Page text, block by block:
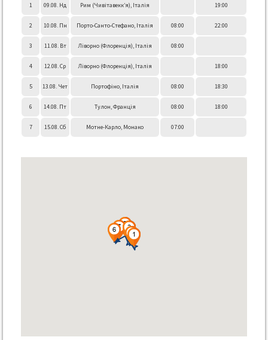
1 09.08. Нд Рим (Чивітавекк’я), Італія 19:00
2 10.08. Пн Порто-Санто-Стефано, Італія 08:00 22:00
3 11.08. Вт Ліворно (Флоренція), Італія 08:00
4 12.08. Ср Ліворно (Флоренція), Італія 18:00
5 13.08. Чет Портофіно, Італія 08:00 18:30
6 14.08. Пт Тулон, Франція 08:00 18:00
7 15.08. Сб Мотне-Карло, Монако 07:00